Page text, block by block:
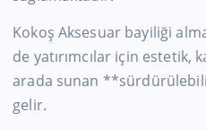
Kokoş Aksesuar bayiliği
de yatırımcılar için estetik,
arada sunan
gelir.